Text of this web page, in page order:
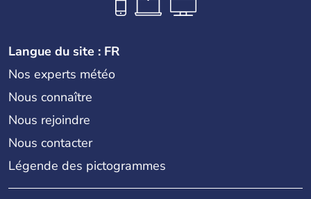
Langue du site : FR
Nos experts météo
Nous connaître
Nous rejoindre
Nous contacter
Légende des pictogrammes